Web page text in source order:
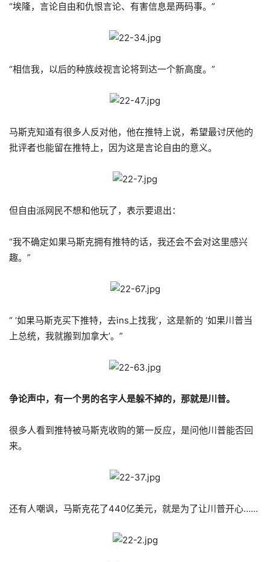
“埃隆，言论自由和仇恨言论、有害信息是两码事。”
“相信我，以后的种族歧视言论将到达一个新高度。”
马斯克知道有很多人反对他，他在推特上说，希望最讨厌他的
批评者也能留在推特上，因为这是言论自由的意义。
但自由派网民不想和他玩了，表示要退出：
“我不确定如果马斯克拥有推特的话，我还会不会对这里感兴
趣。”
“ ‘如果马斯克买下推特，去ins上找我’，这是新的 ‘如果川普当
上总统，我就搬到加拿大’。”
争论声中，有一个男的名字人是躲不掉的，那就是川普。
很多人看到推特被马斯克收购的第一反应，是问他川普能否回
来。
还有人嘲讽，马斯克花了440亿美元，就是为了让川普开心……